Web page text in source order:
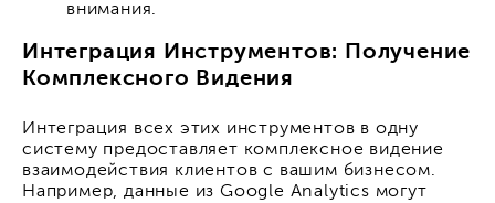
внимания.
Интеграция Инструментов: Получение
Комплексного Видения
Интеграция всех этих инструментов в одну
систему предоставляет комплексное видение
взаимодействия клиентов с вашим бизнесом.
Например, данные из Google Analytics могут